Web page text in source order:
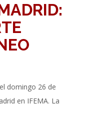
domingo 26 de
en IFEMA. La